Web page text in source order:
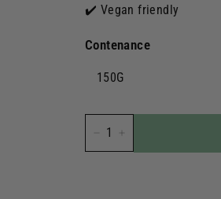
✔️ Vegan friendly
Contenance
150G